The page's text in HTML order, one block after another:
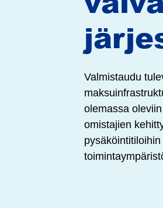
Valmistaudu
olemassa
omistajien